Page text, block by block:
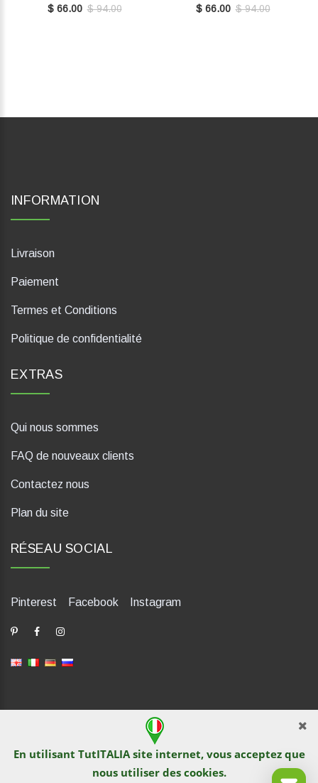
$ 66.00 $ 94.00
$ 66.00 $ 94.00
En utilisant TutITALIA site internet, vous acceptez que
nous utiliser des cookies.
INFORMATION
Livraison
Paiement
Termes et Conditions
Politique de confidentialité
EXTRAS
Qui nous sommes
FAQ de nouveaux clients
Contactez nous
Plan du site
RÉSEAU SOCIAL
Pinterest Facebook Instagram
dP Motion Media. Via La Piana 430, 47835 Saludecio (RN), Italia.
Numero REA: RN410802. P.IVA: 04421580400. Tel +39 0541
1480041
© TutITALIA 2013-2026. L`impression et la copie de textes et de